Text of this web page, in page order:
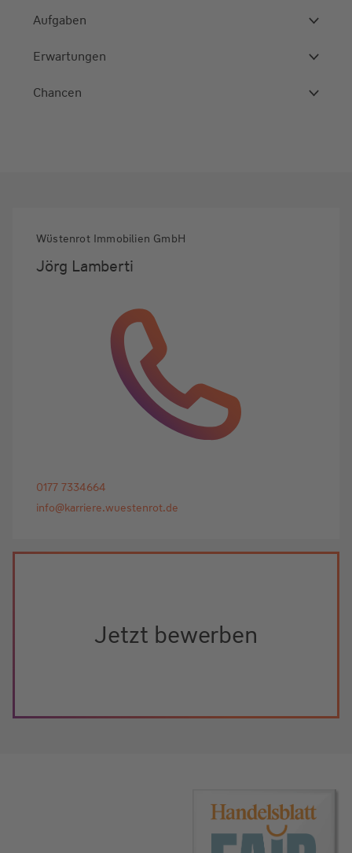
Aufgaben
Erwartungen
Chancen
Wüstenrot Immobilien GmbH
Jörg Lamberti
0177 7334664
info@karriere.wuestenrot.de
Jetzt bewerben